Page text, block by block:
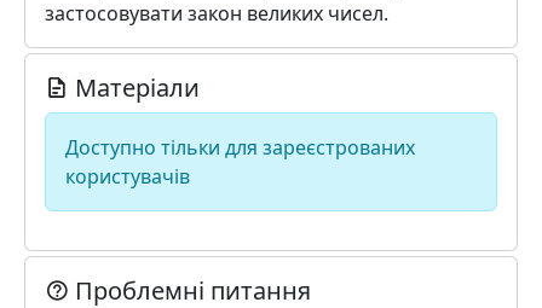
застосовувати закон великих чисел.
Матеріали
Доступно тільки для зареєстрованих
користувачів
Проблемні питання